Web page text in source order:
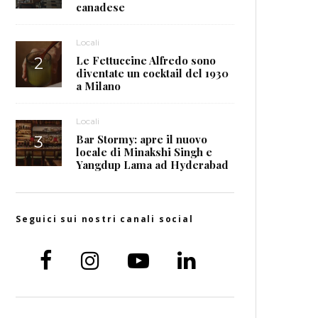
canadese
Locali
Le Fettuccine Alfredo sono
diventate un cocktail del 1930
a Milano
Locali
Bar Stormy: apre il nuovo
locale di Minakshi Singh e
Yangdup Lama ad Hyderabad
Seguici sui nostri canali social